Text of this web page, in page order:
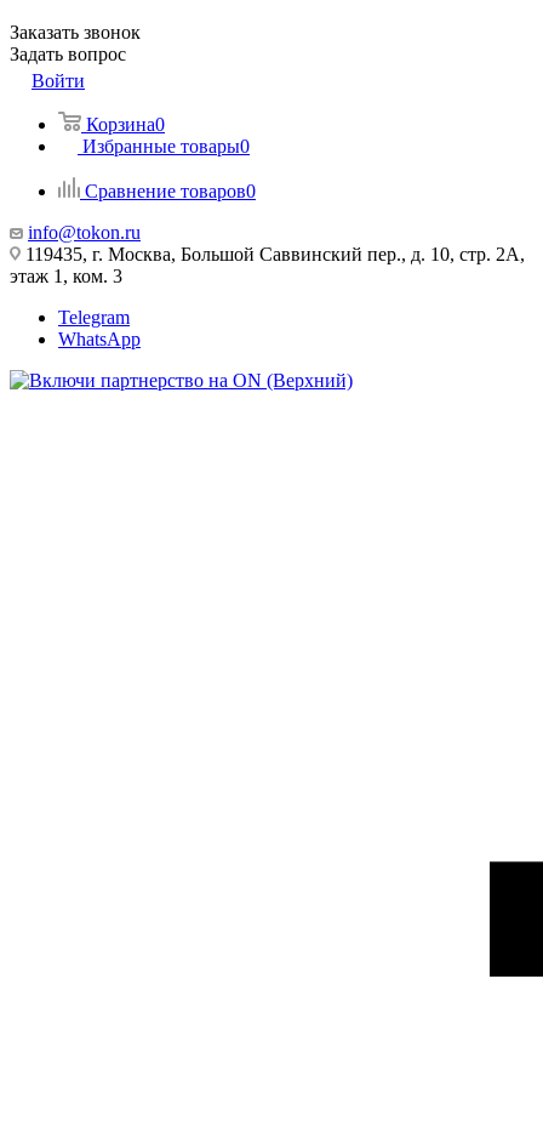
Заказать звонок
Задать вопрос
Войти
Корзина0
Избранные товары0
Сравнение товаров0
info@tokon.ru
119435, г. Москва, Большой Саввинский пер., д. 10, стр. 2А,
этаж 1, ком. 3
Telegram
WhatsApp